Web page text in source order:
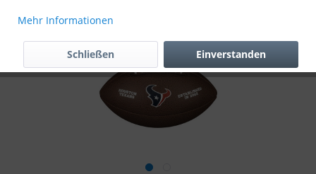
Mehr Informationen
Einverstanden
Schließen